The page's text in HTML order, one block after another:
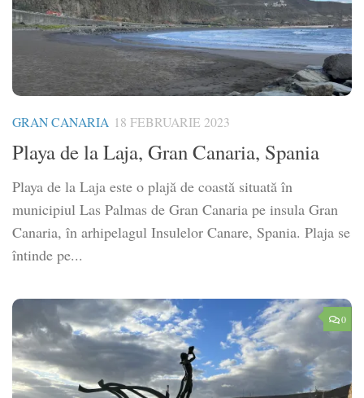
GRAN CANARIA 18 FEBRUARIE 2023
Playa de la Laja, Gran Canaria, Spania
Playa de la Laja este o plajă de coastă situată în
municipiul Las Palmas de Gran Canaria pe insula Gran
Canaria, în arhipelagul Insulelor Canare, Spania. Plaja se
întinde pe...
0